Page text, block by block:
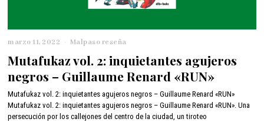
marzo 11, 2022
r
z
o
1
1
,
Malpaso reseña
Mutafukaz vol. 2: inquietantes agujeros
negros – Guillaume Renard «RUN»
Mutafukaz vol. 2: inquietantes agujeros negros – Guillaume Renard «RUN»
Mutafukaz vol. 2: inquietantes agujeros negros – Guillaume Renard «RUN». Una
persecución por los callejones del centro de la ciudad, un tiroteo